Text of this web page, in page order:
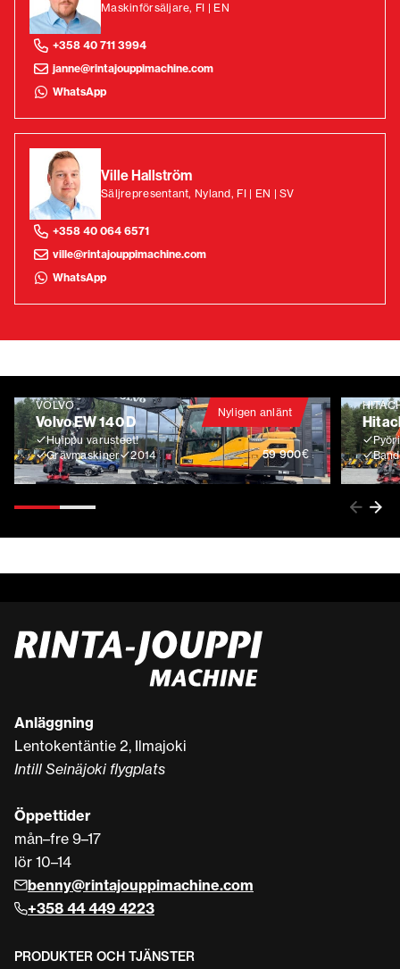
Maskinförsäljare, FI | EN
+358 40 711 3994
janne@rintajouppimachine.com
WhatsApp
Ville Hallström
Säljrepresentant, Nyland, FI | EN | SV
+358 40 064 6571
ville@rintajouppimachine.com
WhatsApp
Nyligen anlänt
VOLVO
Volvo EW 140 D
Huippu varusteet!
Grävmaskiner
2014 59 900€
Anläggning
Lentokentäntie 2, Ilmajoki
Intill Seinäjoki flygplats
Öppettider
mån–fre 9–17
lör 10–14
benny@rintajouppimachine.com
+358 44 449 4223
PRODUKTER OCH TJÄNSTER